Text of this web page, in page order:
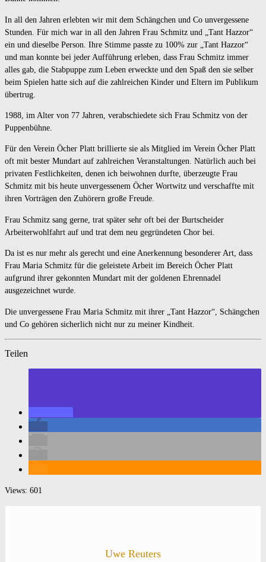
In all den Jahren erlebten wir mit dem Schängchen und Co unvergessene
Stunden. Für mich war in all den Jahren Frau Schmitz und „Tant Hazzor“
ein und dieselbe Person. Ihre Stimme passte zu 100% zur „Tant Hazzor“
und man konnte bei jeder Aufführung erleben, dass Frau Schmitz immer
alles gab, die Stabpuppe zum Leben erweckte und den Spaß den sie selber
beim Spielen hatte sich auf die zahlreichen Kinder und Eltern im Publikum
übertrug.
1988, im Alter von 77 Jahren, verabschiedete sich Frau Schmitz von der
Puppenbühne.
Für den Verein Öcher Platt brillierte sie als Mitglied im Verein Öcher Platt
oft mit bester Mundart auf zahlreichen Veranstaltungen. Natürlich auch bei
privaten Festlichkeiten, denen ich beiwohnen durfte, überzeugte Frau
Schmitz mit bis heute unvergessenem Öcher Wortwitz und verschaffte mit
ihren Vorträgen den Zuhörern große Freude.
Frau Schmitz sang gerne, trat später sehr oft bei der Burtscheider
Arbeiterwohlfahrt auf und trat dem neu gegründeten Chor bei.
Da ist es nur mehr als gerecht und eine Anerkennung besonderer Art, dass
Frau Maria Schmitz für die geleistete Arbeit im Bereich Öcher Platt
aufgrund ihrer gekonnten Mundart mit der goldenen Ehrennadel
ausgezeichnet wurde.
Die unvergessene Frau Maria Schmitz mit ihrer „Tant Hazzor“, Schängchen
und Co gehören sicherlich nicht nur zu meiner Kindheit.
Teilen
Views: 601
Uwe Reuters